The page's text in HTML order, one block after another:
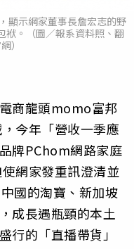
顯示網家董事長詹宏志的野
袱。（圖／報系資料照、翻
）
商龍頭momo富邦
今年「營收一季應
牌PChom網路家庭
網家發重訊澄清並
國的淘寶、新加坡
成長遇瓶頸的本土
行的「直播帶貨」